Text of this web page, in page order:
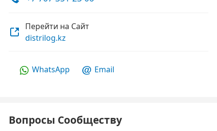
Перейти на Сайт
distrilog.kz
WhatsApp Email
Вопросы Сообществу